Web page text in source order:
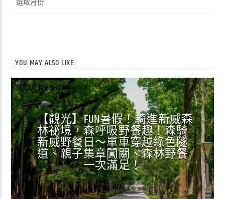
整
YOU MAY ALSO LIKE
YOYO LIVE SHOW
【觀光】FUN暑假！騎進新威森
林祕境，森呼吸野餐趣！森騎
新威野餐日～單車穿越綠色隧
道、親子集章闖關、森林野餐
一次滿足！